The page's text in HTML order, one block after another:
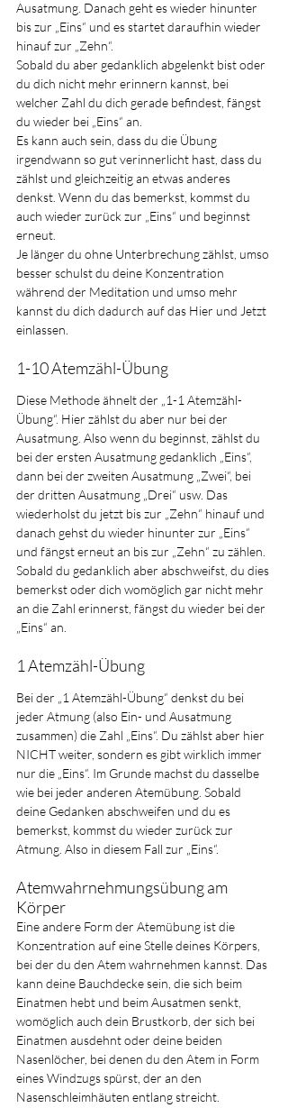
Ausatmung. Danach geht es wieder hinunter
bis zur „Eins“ und es startet daraufhin wieder
hinauf zur „Zehn“.
Sobald du aber gedanklich abgelenkt bist oder
du dich nicht mehr erinnern kannst, bei
welcher Zahl du dich gerade befindest, fängst
du wieder bei „Eins“ an.
Es kann auch sein, dass du die Übung
irgendwann so gut verinnerlicht hast, dass du
zählst und gleichzeitig an etwas anderes
denkst. Wenn du das bemerkst, kommst du
auch wieder zurück zur „Eins“ und beginnst
erneut.
Je länger du ohne Unterbrechung zählst, umso
besser schulst du deine Konzentration
während der Meditation und umso mehr
kannst du dich dadurch auf das Hier und Jetzt
einlassen.
1-10 Atemzähl-Übung
Diese Methode ähnelt der „1-1 Atemzähl-
Übung“. Hier zählst du aber nur bei der
Ausatmung. Also wenn du beginnst, zählst du
bei der ersten Ausatmung gedanklich „Eins“,
dann bei der zweiten Ausatmung „Zwei“, bei
der dritten Ausatmung „Drei“ usw. Das
wiederholst du jetzt bis zur „Zehn“ hinauf und
danach gehst du wieder hinunter zur „Eins“
und fängst erneut an bis zur „Zehn“ zu zählen.
Sobald du gedanklich aber abschweifst, du dies
bemerkst oder dich womöglich gar nicht mehr
an die Zahl erinnerst, fängst du wieder bei der
„Eins“ an.
1 Atemzähl-Übung
Bei der „1 Atemzähl-Übung“ denkst du bei
jeder Atmung (also Ein- und Ausatmung
zusammen) die Zahl „Eins“. Du zählst aber hier
NICHT weiter, sondern es gibt wirklich immer
nur die „Eins“. Im Grunde machst du dasselbe
wie bei jeder anderen Atemübung. Sobald
deine Gedanken abschweifen und du es
bemerkst, kommst du wieder zurück zur
Atmung. Also in diesem Fall zur „Eins“.
Atemwahrnehmungsübung am
Körper
Eine andere Form der Atemübung ist die
Konzentration auf eine Stelle deines Körpers,
bei der du den Atem wahrnehmen kannst. Das
kann deine Bauchdecke sein, die sich beim
Einatmen hebt und beim Ausatmen senkt,
womöglich auch dein Brustkorb, der sich bei
Einatmen ausdehnt oder deine beiden
Nasenlöcher, bei denen du den Atem in Form
eines Windzugs spürst, der an den
Nasenschleimhäuten entlang streicht.